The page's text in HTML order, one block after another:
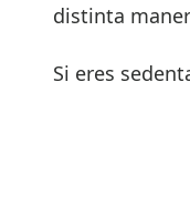
distinta
Si eres